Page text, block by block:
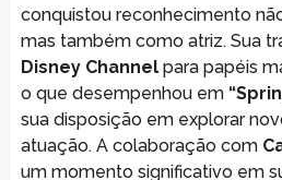
conquistou reconhecimento
mas também como atriz. Sua
Disney Channelpara papéis
o que desempenhou em
sua disposição em explorar
atuação. A colaboração com
um momento significativo em